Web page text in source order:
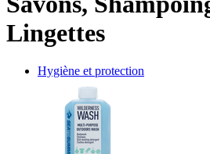
Lingettes
Hygiène et protection